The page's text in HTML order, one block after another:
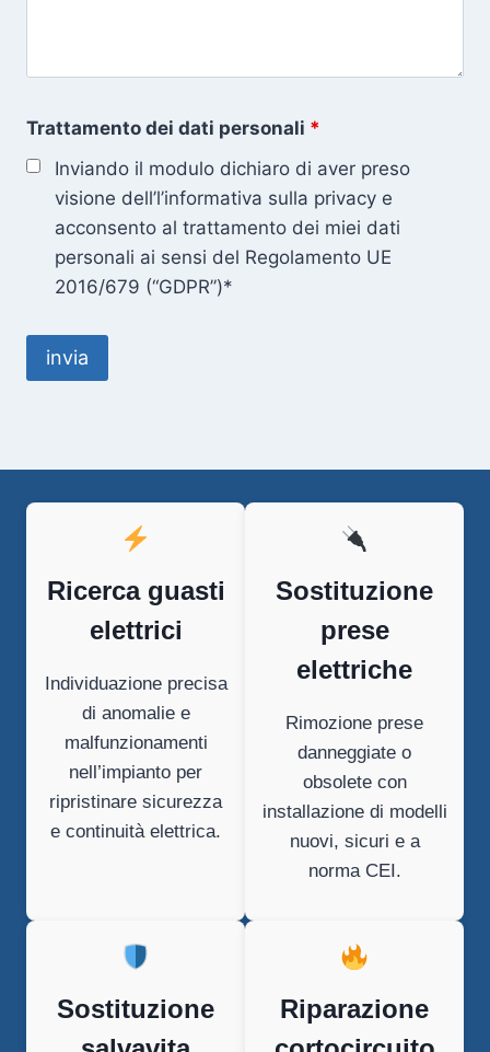
Trattamento dei dati personali *
Inviando il modulo dichiaro di aver preso
visione dell’l’informativa sulla privacy e
acconsento al trattamento dei miei dati
personali ai sensi del Regolamento UE
2016/679 (“GDPR”)*
Ricerca guasti
elettrici
Individuazione precisa
di anomalie e
malfunzionamenti
nell’impianto per
ripristinare sicurezza
e continuità elettrica.
Sostituzione
prese
elettriche
Rimozione prese
danneggiate o
obsolete con
installazione di modelli
nuovi, sicuri e a
norma CEI.
Sostituzione
Riparazione